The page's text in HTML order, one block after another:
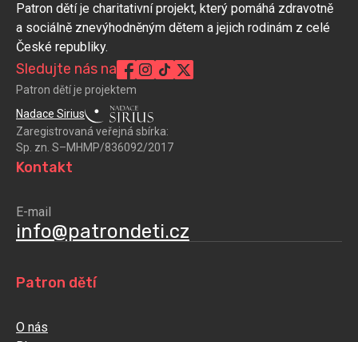
Patron dětí je charitativní projekt, který pomáhá zdravotně
a sociálně znevýhodněným dětem a jejich rodinám z celé
České republiky.
Sledujte nás na
Patron dětí je projektem
Nadace Sirius
Zaregistrovaná veřejná sbírka:
Sp. zn. S–MHMP/836092/2017
Patron dětí
O nás
Kontakt
E-mail
info@patrondeti.cz